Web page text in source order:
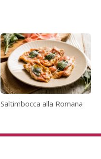
Saltimbocca alla Romana